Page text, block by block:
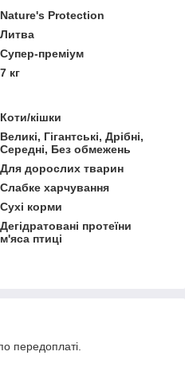
Nature's Protection
Литва
Супер-преміум
7 кг
Коти/кішки
Великі, Гігантські, Дрібні,
Середні, Без обмежень
Для дорослих тварин
Слабке харчування
Сухі корми
Дегідратовані протеїни
м'яса птиці
передоплаті.